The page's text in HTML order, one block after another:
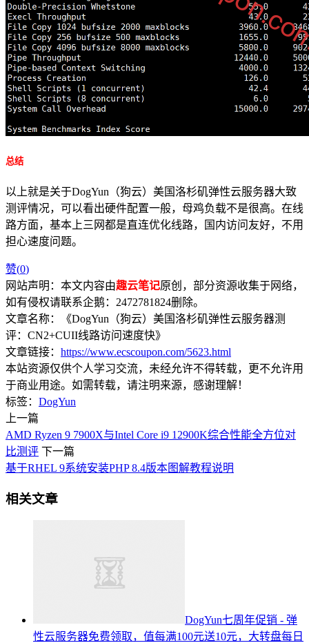
总结
以上就是关于DogYun（狗云）美国洛杉矶弹性云服务器大致
测评情况，可以看出硬件配置一般，母鸡负载不是很高。在线
路方面，基本上三网都是直连优化线路，国内访问友好，不用
担心速度问题。
赞(0)
网站声明：本文内容由趣云笔记原创，部分资源收集于网络，
如有侵权请联系企鹅：2472781824删除。
文章名称：《DogYun（狗云）美国洛杉矶弹性云服务器测
评：CN2+CUII线路访问速度快》
文章链接： https://www.ecscoupon.com/5623.html
本站资源仅供个人学习交流，未经允许不得转载，更不允许用
于商业用途。如需转载，请注明来源，感谢理解！
标签： DogYun
上一篇
AMD Ryzen 9 7900X与Intel Core i9 12900K综合性能全方位对
比测评 下一篇
基于RHEL 9系统安装PHP 8.4版本图解教程说明
相关文章
DogYun七周年促销 - 弹
性云服务器免费领取，值每满100元送10元，大转盘每日